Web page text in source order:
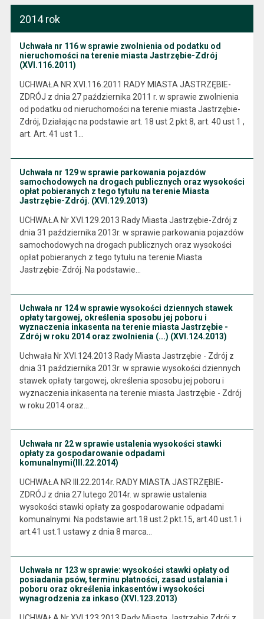
2014 rok
Uchwała nr 116 w sprawie zwolnienia od podatku od
nieruchomości na terenie miasta Jastrzębie-Zdrój
(XVI.116.2011)
UCHWAŁA NR XVI.116.2011 RADY MIASTA JASTRZĘBIE-
ZDRÓJ z dnia 27 października 2011 r. w sprawie zwolnienia
od podatku od nieruchomości na terenie miasta Jastrzębie-
Zdrój, Działając na podstawie art. 18 ust 2 pkt 8, art. 40 ust 1 ,
art. Art. 41 ust 1…
Uchwała nr 129 w sprawie parkowania pojazdów
samochodowych na drogach publicznych oraz wysokości
opłat pobieranych z tego tytułu na terenie Miasta
Jastrzębie-Zdrój. (XVI.129.2013)
UCHWAŁA Nr XVI.129.2013 Rady Miasta Jastrzębie-Zdrój z
dnia 31 października 2013r. w sprawie parkowania pojazdów
samochodowych na drogach publicznych oraz wysokości
opłat pobieranych z tego tytułu na terenie Miasta
Jastrzębie-Zdrój. Na podstawie…
Uchwała nr 124 w sprawie wysokości dziennych stawek
opłaty targowej, określenia sposobu jej poboru i
wyznaczenia inkasenta na terenie miasta Jastrzębie -
Zdrój w roku 2014 oraz zwolnienia (...) (XVI.124.2013)
Uchwała Nr XVI.124.2013 Rady Miasta Jastrzębie - Zdrój z
dnia 31 października 2013r. w sprawie wysokości dziennych
stawek opłaty targowej, określenia sposobu jej poboru i
wyznaczenia inkasenta na terenie miasta Jastrzębie - Zdrój
w roku 2014 oraz…
Uchwała nr 22 w sprawie ustalenia wysokości stawki
opłaty za gospodarowanie odpadami
komunalnymi(III.22.2014)
UCHWAŁA NR III.22.2014r. RADY MIASTA JASTRZĘBIE-
ZDRÓJ z dnia 27 lutego 2014r. w sprawie ustalenia
wysokości stawki opłaty za gospodarowanie odpadami
komunalnymi. Na podstawie art.18 ust.2 pkt.15, art.40 ust.1 i
art.41 ust.1 ustawy z dnia 8 marca…
Uchwała nr 123 w sprawie: wysokości stawki opłaty od
posiadania psów, terminu płatności, zasad ustalania i
poboru oraz określenia inkasentów i wysokości
wynagrodzenia za inkaso (XVI.123.2013)